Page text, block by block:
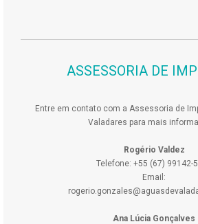
ASSESSORIA DE
Entre em contato com a Assessoria de
Valadares para mais
Rogério Valdez
Telefone: +55 (67) 99142-
Email:
Ana Lúcia Gonçalves